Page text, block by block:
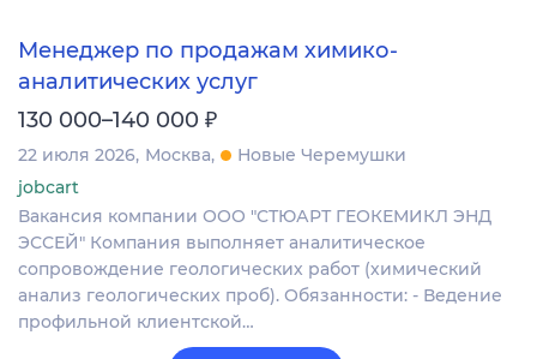
Менеджер по продажам химико-
аналитических услуг
130 000–140 000 ₽
22 июля 2026 Москва
Новые Черемушки
jobcart
Вакансия компании ООО "СТЮАРТ ГЕОКЕМИКЛ ЭНД
ЭССЕЙ" Компания выполняет аналитическое
сопровождение геологических работ (химический
анализ геологических проб). Обязанности: - Ведение
профильной клиентской…